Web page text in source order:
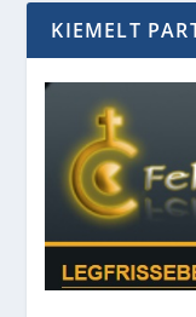
KIEMELT